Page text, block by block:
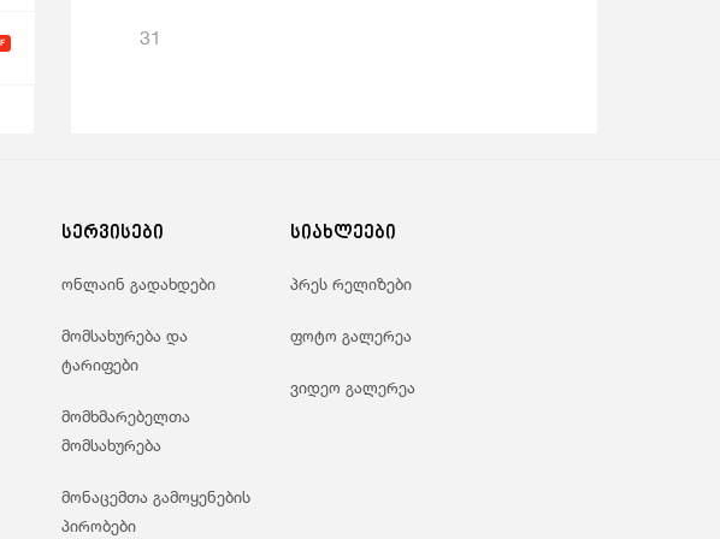
31
სერვისები
ონლაინ გადახდები
მომსახურება და
ტარიფები
მომხმარებელთა
მომსახურება
მონაცემთა გამოყენების
პირობები
სიახლეები
პრეს რელიზები
ფოტო გალერეა
ვიდეო გალერეა